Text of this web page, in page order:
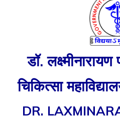
डॉ.
चिकित्सा
DR.